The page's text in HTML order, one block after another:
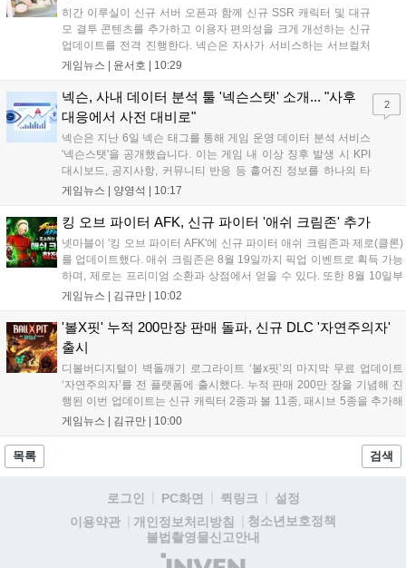
히간 이루실이 신규 서버 오픈과 함께 신규 SSR 캐릭터 및 대규
모 결투 콘텐츠를 추가하고 이용자 편의성을 크게 개선하는 신규
업데이트를 전격 진행한다. 넥슨은 자사가 서비스하는 서브컬처
게임 히간 이루실에 신규 서버 'world3'을 개설하고 신규 캐릭터
이번 업데이트를 통해 어둠 속 서큐버스...
게임뉴스 | 윤서호 | 10:29
넥슨, 사내 데이터 분석 툴 '넥슨스탯' 소개... "사후
대응에서 사전 대비로"
넥슨은 지난 6일 넥슨 태그를 통해 게임 운영 데이터 분석 서비스
'넥슨스탯'을 공개했습니다. 이는 게임 내 이상 징후 발생 시 KPI
대시보드, 공지사항, 커뮤니티 반응 등 흩어진 정보를 하나의 타
임라인에 연결해 원인을 빠르게 파악하도록 돕는 관제 허브입니
중심의 운영 방식을 사전 대비 체계로 전환하며 데이터 기반의 효
게임뉴스 | 양영석 | 10:17
2
킹 오브 파이터 AFK, 신규 파이터 '애쉬 크림존' 추가
넷마블이 '킹 오브 파이터 AFK'에 신규 파이터 애쉬 크림존과 제로(클론)
를 업데이트했다. 애쉬 크림존은 8월 19일까지 픽업 이벤트로 획득 가능
하며, 제로는 프리미엄 소환과 상점에서 얻을 수 있다. 또한 8월 10일부
터 14일까지 럭키 엘피 이벤트로 론을, 13일부터 26일까지 트로피칼 아
로 전략적 전투의 재미가 더욱 강화될 것으로 기대된다....
게임뉴스 | 김규만 | 10:02
'볼X핏' 누적 200만장 판매 돌파, 신규 DLC '자연주의자'
출시
디볼버디지털이 벽돌깨기 로그라이트 ‘볼x핏’의 마지막 무료 업데이트
‘자연주의자’를 전 플랫폼에 출시했다. 누적 판매 200만 장을 기념해 진
행된 이번 업데이트는 신규 캐릭터 2종과 볼 11종, 패시브 5종을 추가해
전략적 재미를 높였다. 게임은 PC와 콘솔, 모바일에서 한글판으로 즐길
라고 밝혀 향후 행보에 기대감을 모으고 있다. 상세 정보는 공식 홈페이
게임뉴스 | 김규만 | 10:00
목록 검색
로그인 PC화면 퀵링크
설정
이용약관
개인정보처리방침
청소년보호정책
불법촬영물신고안내
(주)